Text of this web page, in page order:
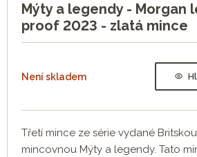
Mýty a legendy - Morgan
proof 2023 - zlatá mince
Není skladem
Třetí mince ze série vydané
mincovnou Mýty a legendy. Tato